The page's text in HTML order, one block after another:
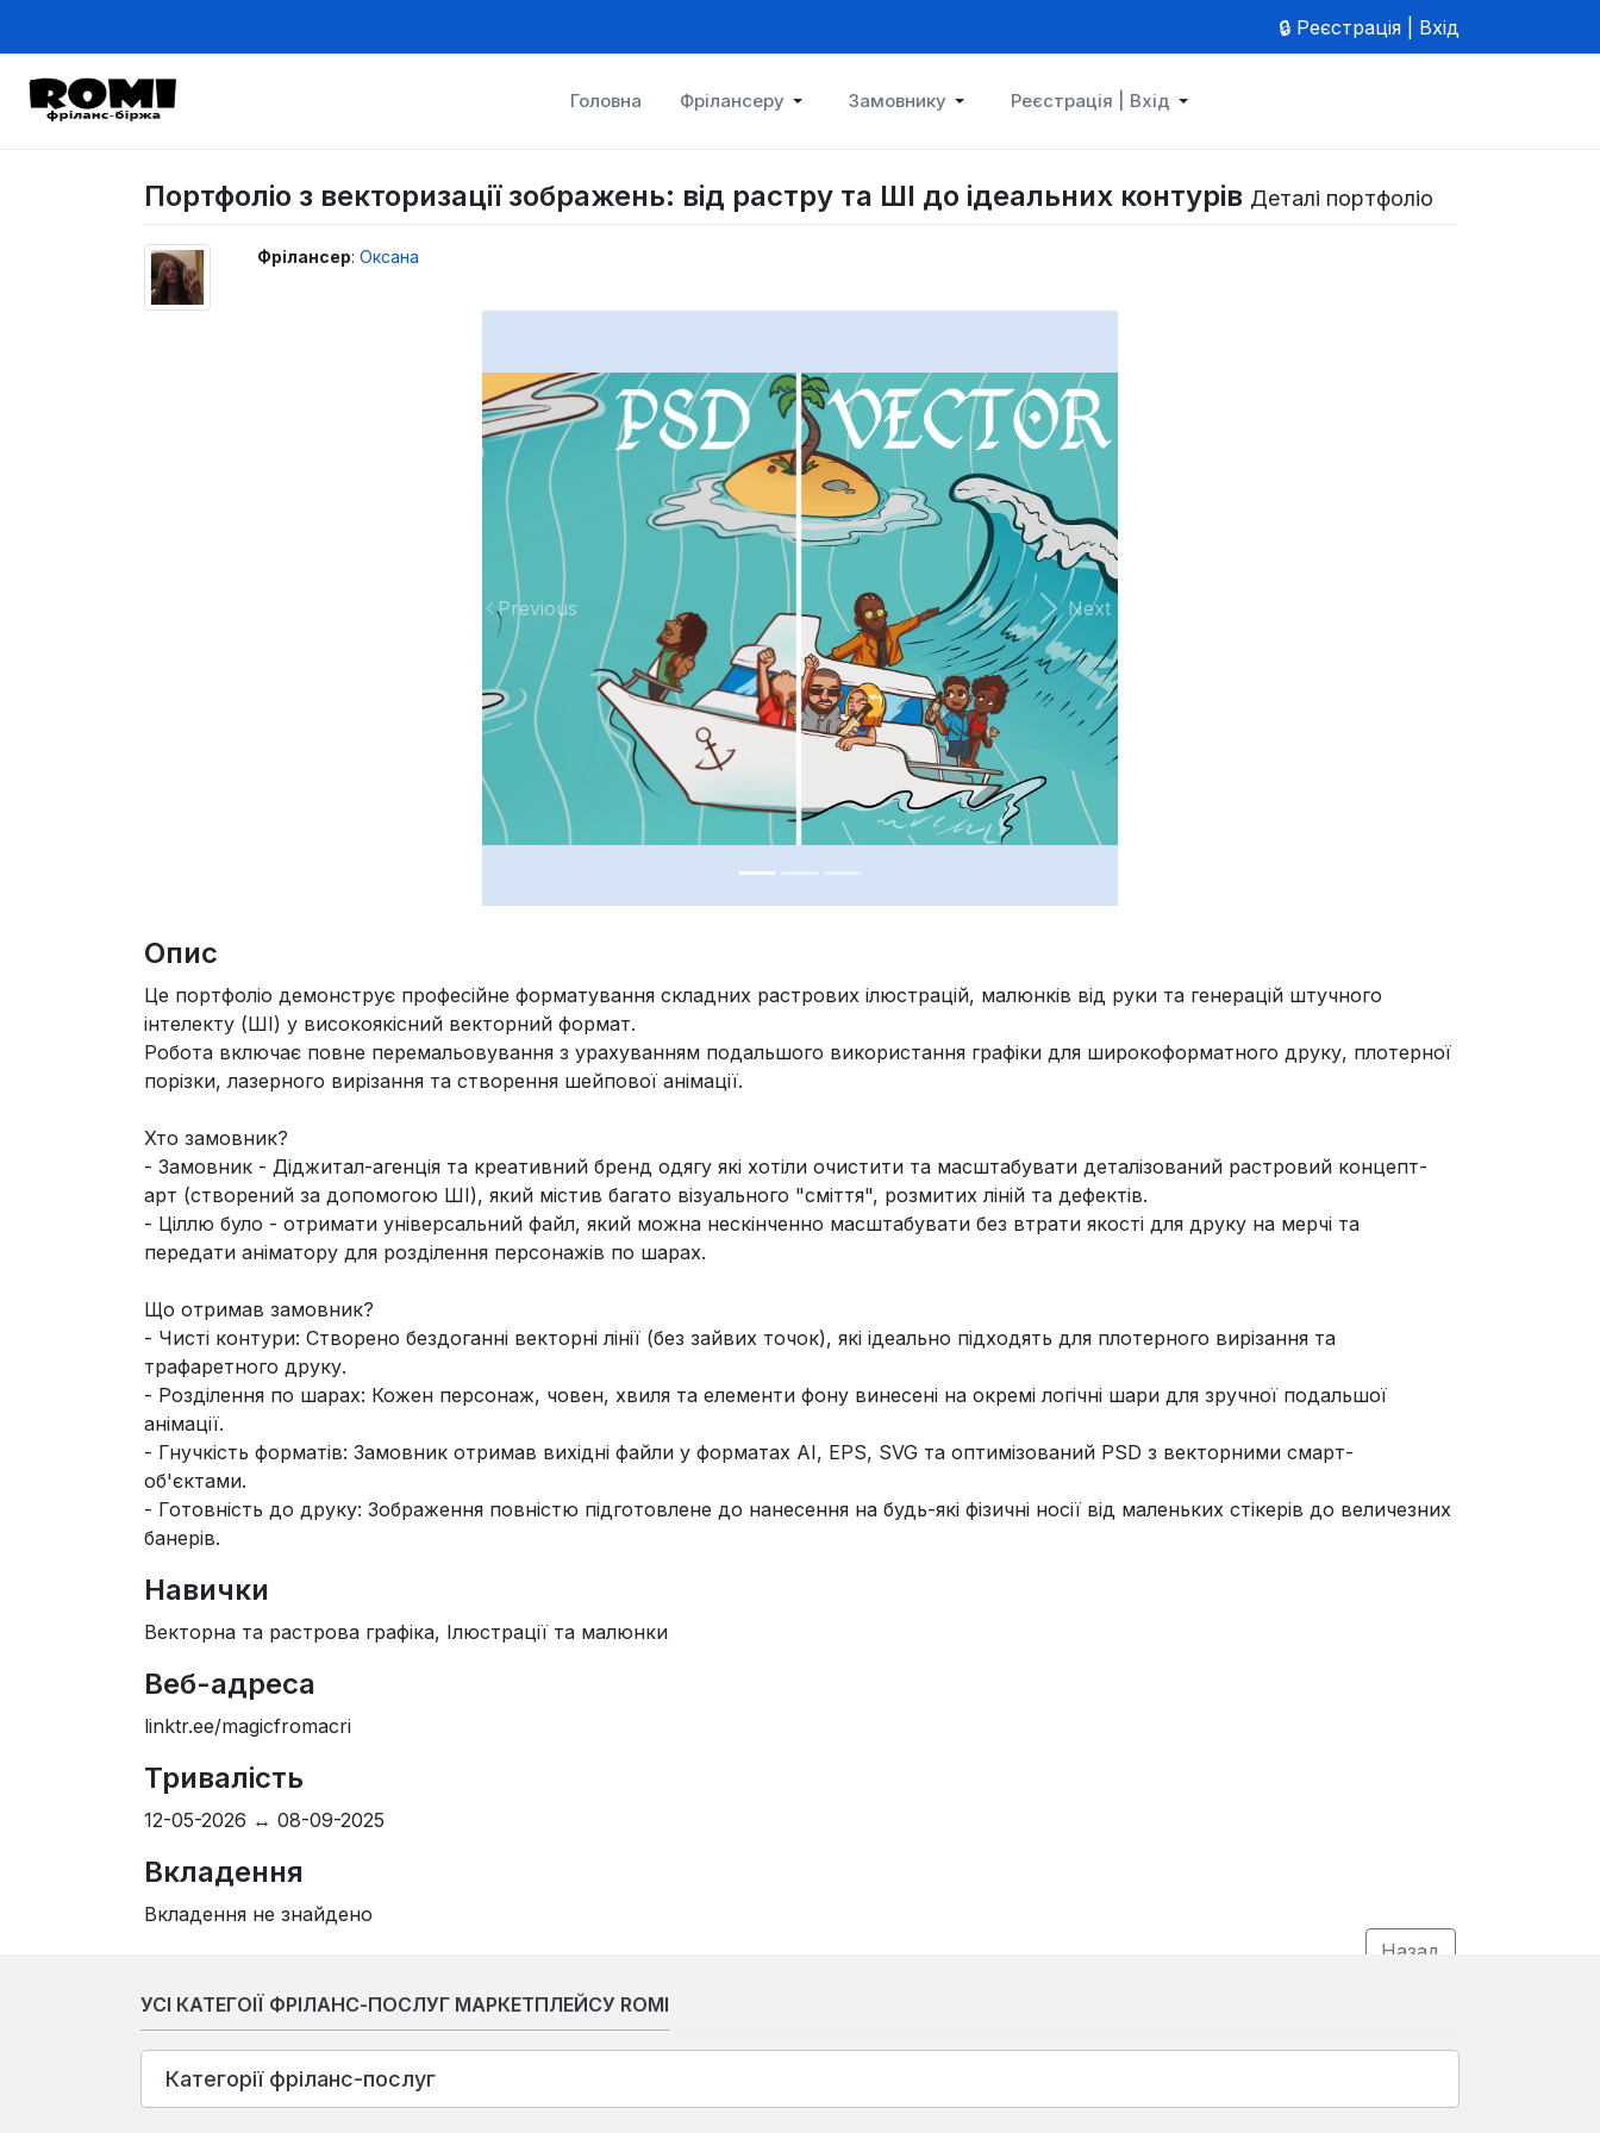
🔒 Реєстрація | Вхід
Головна Фрілансеру Замовнику Реєстрація | Вхід
Портфоліо з векторизації зображень: від растру та ШІ до ідеальних контурів Деталі портфоліо
Фрілансер: Оксана
Previous Next
Опис
Це портфоліо демонструє професійне форматування складних растрових ілюстрацій, малюнків від руки та генерацій штучного
інтелекту (ШІ) у високоякісний векторний формат.
Робота включає повне перемальовування з урахуванням подальшого використання графіки для широкоформатного друку, плотерної
порізки, лазерного вирізання та створення шейпової анімації.
Хто замовник?
- Замовник - Діджитал-агенція та креативний бренд одягу які хотіли очистити та масштабувати деталізований растровий концепт-
арт (створений за допомогою ШІ), який містив багато візуального "сміття", розмитих ліній та дефектів.
- Ціллю було - отримати універсальний файл, який можна нескінченно масштабувати без втрати якості для друку на мерчі та
передати аніматору для розділення персонажів по шарах.
Що отримав замовник?
- Чисті контури: Створено бездоганні векторні лінії (без зайвих точок), які ідеально підходять для плотерного вирізання та
трафаретного друку.
- Розділення по шарах: Кожен персонаж, човен, хвиля та елементи фону винесені на окремі логічні шари для зручної подальшої
анімації.
- Гнучкість форматів: Замовник отримав вихідні файли у форматах AI, EPS, SVG та оптимізований PSD з векторними смарт-
об'єктами.
- Готовність до друку: Зображення повністю підготовлене до нанесення на будь-які фізичні носії від маленьких стікерів до величезних
банерів.
Навички
Векторна та растрова графіка, Ілюстрації та малюнки
Веб-адреса
linktr.ee/magicfromacri
Тривалість
12-05-2026 ↔ 08-09-2025
Вкладення
Вкладення не знайдено
УСІ КАТЕГОІЇ ФРІЛАНС-ПОСЛУГ МАРКЕТПЛЕЙСУ ROMI
Категорії фріланс-послуг